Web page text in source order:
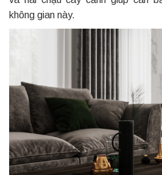
không gian này.